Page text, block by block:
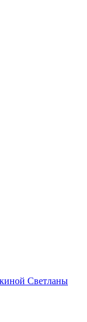
Светланы